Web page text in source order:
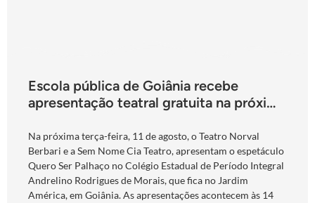
Escola pública de Goiânia recebe
apresentação teatral gratuita na próxima
Na próxima terça-feira, 11 de agosto, o Teatro Norval
Berbari e a Sem Nome Cia Teatro, apresentam o espetáculo
Quero Ser Palhaço no Colégio Estadual de Período Integral
Andrelino Rodrigues de Morais, que fica no Jardim
América, em Goiânia. As apresentações acontecem às 14